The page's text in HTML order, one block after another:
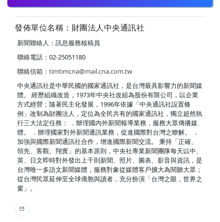
發佈單位名稱：財團法人中央通訊社
新聞聯絡人：訊息服務核稿員
聯絡電話：02-25051180
聯絡信箱： timtimcna@mail.cna.com.tw
中央通訊社是中華民國的國家通訊社，是台灣最具影響力的新聞媒
體。 經歷組織改造，1973年中央社改組為股份有限公司，以企業
方式經營；隨著民主化發展，1996年依據「中央通訊社設置條
例」改制為財團法人，定位為全民共有的國家通訊社，獨立超然執
行三大法定任務： ．辦理國內外新聞報導業務，服務大眾傳播媒
體。 ．辦理國家對外新聞通訊業務，促進國際對台灣之瞭解。 ．
加強與國際新聞通訊社合作，增進國際新聞交流。 秉持「正確、
領先、客觀、翔實」的基本原則，中央社專業新聞團隊每天以中、
英、日文即時對外發出上千則新聞、照片、圖表、影音與資訊，是
台灣唯一多語文新聞媒體，服務對象從媒體客戶擴大為閱聽大眾；
從台灣民眾延伸至全球僑胞與讀者，充分扮演「台灣之眼，世界之
窗」。